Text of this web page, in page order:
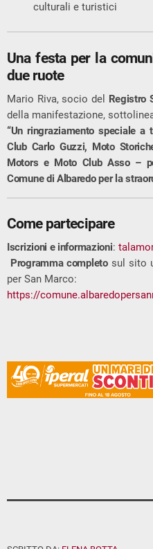
culturali e turistici
Una festa per la
due ruote
Mario Riva, socio del Registro
della manifestazione,
“Un ringraziamento speciale
Club Carlo Guzzi, Moto
Motors e Moto Club Asso –
Comune di Albaredo per la
Come partecipare
Iscrizioni e informazioni:
Programma completosul sito
per San Marco:
https://